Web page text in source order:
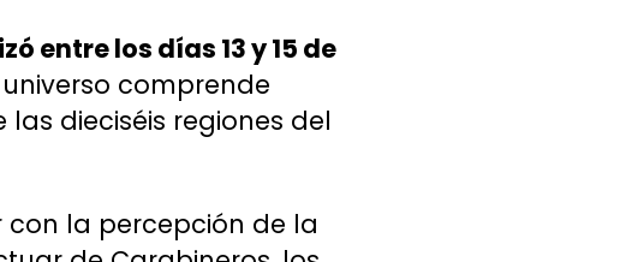
entre los días 13 y 15 de
comprende
dieciséis regiones del
con la percepción de la